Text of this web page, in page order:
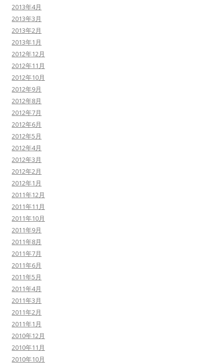
2013年4月
2013年3月
2013年2月
2013年1月
2012年12月
2012年11月
2012年10月
2012年9月
2012年8月
2012年7月
2012年6月
2012年5月
2012年4月
2012年3月
2012年2月
2012年1月
2011年12月
2011年11月
2011年10月
2011年9月
2011年8月
2011年7月
2011年6月
2011年5月
2011年4月
2011年3月
2011年2月
2011年1月
2010年12月
2010年11月
2010年10月